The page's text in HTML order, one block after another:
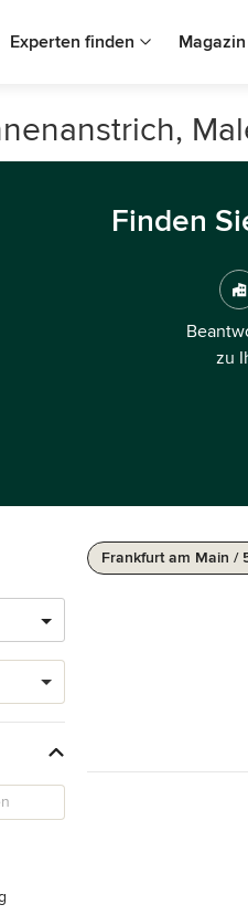
Experten finden Magazin
Finden
zu
Frankfurt am Main /